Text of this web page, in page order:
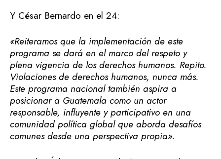
Y César Bernardo en el 24:
«Reiteramos que la implementación de este
programa se dará en el marco del respeto y
plena vigencia de los derechos humanos. Repito.
Violaciones de derechos humanos, nunca más.
Este programa nacional también aspira a
posicionar a Guatemala como un actor
responsable, influyente y participativo en una
comunidad política global que aborda desafíos
comunes desde una perspectiva propia».